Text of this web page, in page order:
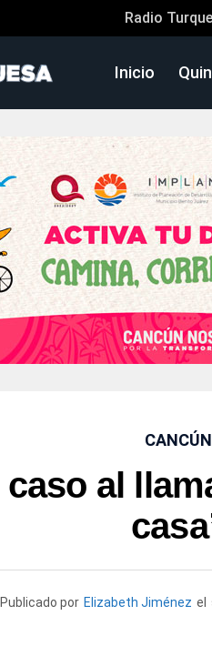
Radio
Inicio
CANCÚN
al
Publicado por Elizabeth Jiménez el